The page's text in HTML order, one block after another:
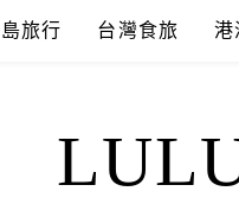
旅行 台灣食旅 港